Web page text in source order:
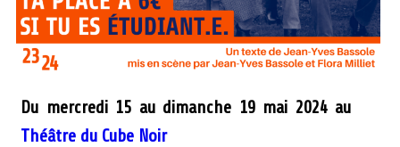
Du mercredi 15 au dimanche 19 mai 2024 au
Théâtre du Cube Noir